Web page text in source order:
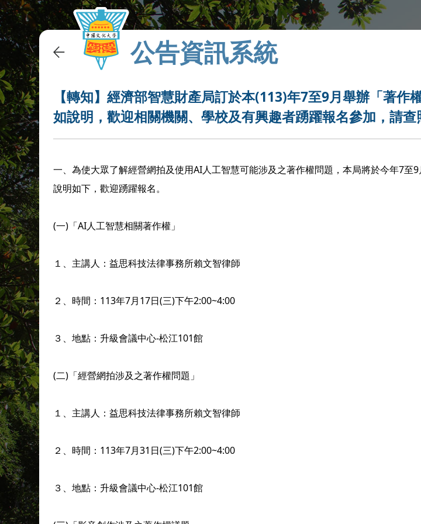
公告資訊系統
【轉知】經濟部智慧財產局訂於本(113)年7至9月舉辦「著作
如說明，歡迎相關機關、學校及有興趣者踴躍報名參加，請查
一、為使大眾了解經營網拍及使用AI人工智慧可能涉及之著作權問題，本局將於今年7至
說明如下，歡迎踴躍報名。
(一)「AI人工智慧相關著作權」
１、主講人：益思科技法律事務所賴文智律師
２、時間：113年7月17日(三)下午2:00~4:00
３、地點：升級會議中心-松江101館
(二)「經營網拍涉及之著作權問題」
１、主講人：益思科技法律事務所賴文智律師
２、時間：113年7月31日(三)下午2:00~4:00
３、地點：升級會議中心-松江101館